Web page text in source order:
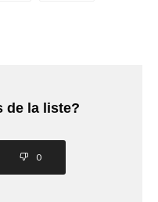
de la liste?
0